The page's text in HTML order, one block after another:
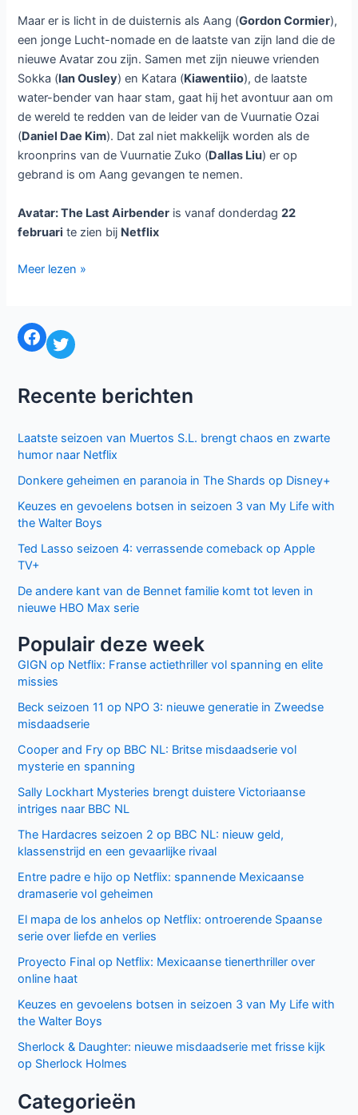
Maar er is licht in de duisternis als Aang (Gordon Cormier),
een jonge Lucht-nomade en de laatste van zijn land die de
nieuwe Avatar zou zijn. Samen met zijn nieuwe vrienden
Sokka (Ian Ousley) en Katara (Kiawentiio), de laatste
water-bender van haar stam, gaat hij het avontuur aan om
de wereld te redden van de leider van de Vuurnatie Ozai
(Daniel Dae Kim). Dat zal niet makkelijk worden als de
kroonprins van de Vuurnatie Zuko (Dallas Liu) er op
gebrand is om Aang gevangen te nemen.
Avatar: The Last Airbender is vanaf donderdag22
februari te zien bij Netflix
Avatar:
Airbender
bij
Meer lezen »
Facebook Twitter
Recente berichten
Laatste seizoen van Muertos S.L. brengt chaos en zwarte
humor naar Netflix
Donkere geheimen en paranoia in The Shards op Disney+
Keuzes en gevoelens botsen in seizoen 3 van My Life with
the Walter Boys
Ted Lasso seizoen 4: verrassende comeback op Apple
TV+
De andere kant van de Bennet familie komt tot leven in
nieuwe HBO Max serie
Populair deze week
GIGN op Netflix: Franse actiethriller vol spanning en elite
missies
Beck seizoen 11 op NPO 3: nieuwe generatie in Zweedse
misdaadserie
Cooper and Fry op BBC NL: Britse misdaadserie vol
mysterie en spanning
Sally Lockhart Mysteries brengt duistere Victoriaanse
intriges naar BBC NL
The Hardacres seizoen 2 op BBC NL: nieuw geld,
klassenstrijd en een gevaarlijke rivaal
Entre padre e hijo op Netflix: spannende Mexicaanse
dramaserie vol geheimen
El mapa de los anhelos op Netflix: ontroerende Spaanse
serie over liefde en verlies
Proyecto Final op Netflix: Mexicaanse tienerthriller over
online haat
Keuzes en gevoelens botsen in seizoen 3 van My Life with
the Walter Boys
Sherlock & Daughter: nieuwe misdaadserie met frisse kijk
op Sherlock Holmes
Categorieën